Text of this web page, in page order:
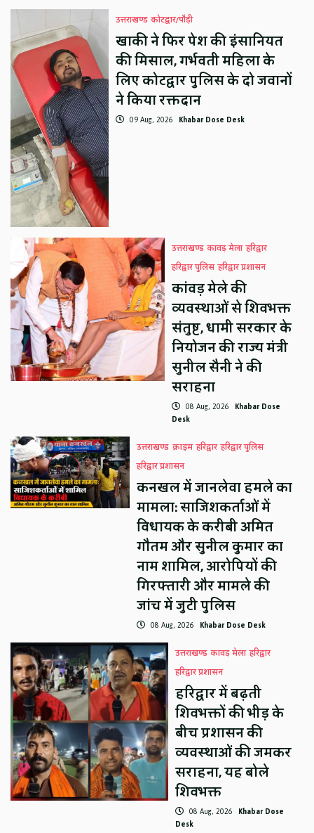
उत्तराखण्ड कोटद्वार/पौड़ी
खाकी ने फिर पेश की इंसानियत
की मिसाल, गर्भवती महिला के
लिए कोटद्वार पुलिस के दो जवानों
ने किया रक्तदान
09 Aug, 2026 Khabar Dose Desk
उत्तराखण्ड कावड़ मेला हरिद्वार
हरिद्वार पुलिस हरिद्वार प्रशासन
कांवड़ मेले की
व्यवस्थाओं से शिवभक्त
संतुष्ट, धामी सरकार के
नियोजन की राज्य मंत्री
सुनील सैनी ने की
सराहना
08 Aug, 2026 Khabar Dose
Desk
उत्तराखण्ड क्राइम हरिद्वार हरिद्वार पुलिस
हरिद्वार प्रशासन
कनखल में जानलेवा हमले का
मामला: साजिशकर्ताओं में
विधायक के करीबी अमित
गौतम और सुनील कुमार का
नाम शामिल, आरोपियों की
गिरफ्तारी और मामले की
जांच में जुटी पुलिस
08 Aug, 2026 Khabar Dose Desk
उत्तराखण्ड कावड़ मेला हरिद्वार
हरिद्वार प्रशासन
हरिद्वार में बढ़ती
शिवभक्तों की भीड़ के
बीच प्रशासन की
व्यवस्थाओं की जमकर
सराहना, यह बोले
शिवभक्त
08 Aug, 2026 Khabar Dose
Desk